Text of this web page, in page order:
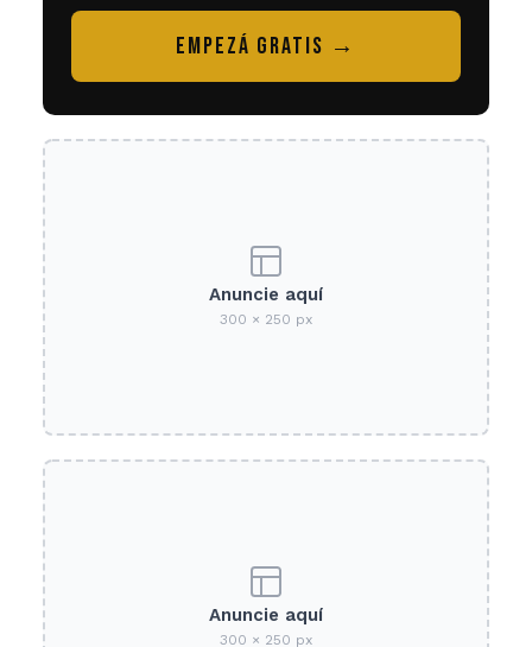
EMPEZÁ GRATIS →
Anuncie aquí
300 × 250 px
Anuncie aquí
300 × 250 px